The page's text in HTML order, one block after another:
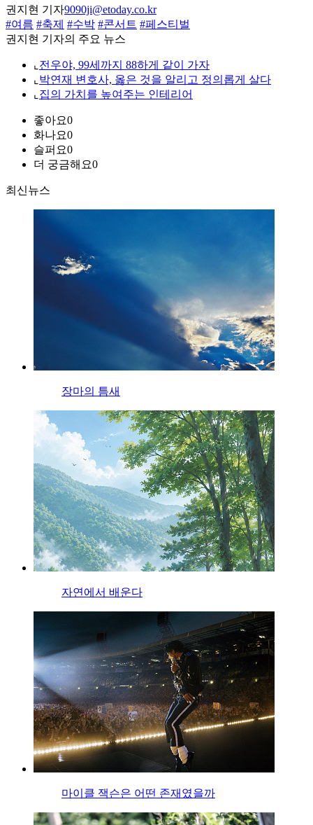
권지현 기자9090ji@etoday.co.kr
#여름 #축제 #수박 #콘서트 #페스티벌
권지현 기자의 주요 뉴스
⌞ 전우야, 99세까지 88하게 같이 가자
⌞ 박연재 변호사, 옳은 것을 알리고 정의롭게 살다
⌞ 집의 가치를 높여주는 인테리어
좋아요0
화나요0
슬퍼요0
더 궁금해요0
최신뉴스
장마의 틈새
자연에서 배운다
마이클 잭슨은 어떤 존재였을까